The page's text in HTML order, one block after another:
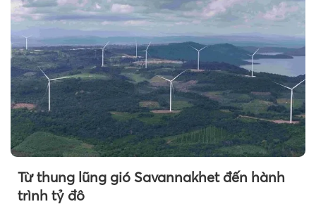
Từ thung lũng gió Savannakhet đến hành
trình tỷ đô